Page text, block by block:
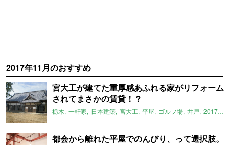
2017年11月のおすすめ
宮大工が建てた重厚感あふれる家がリフォーム
されてまさかの賃貸！？
栃木 一軒家 日本建築 宮大工 平屋 ゴルフ場 井戸 2017年11月のおすすめ
都会から離れた平屋でのんびり、って選択肢。